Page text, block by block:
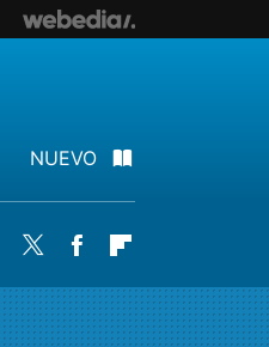
NUEVO
Twitter Facebook